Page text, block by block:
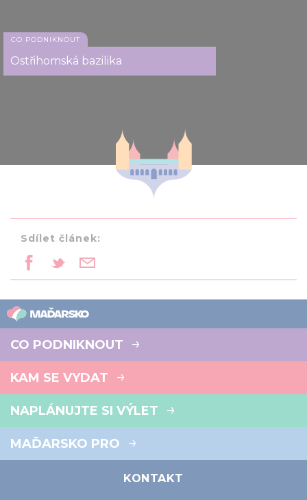
CO PODNIKNOUT
Ostřihomská bazilika
Sdílet článek:
CO PODNIKNOUT
KAM SE VYDAT
NAPLÁNUJTE SI VÝLET
MAĎARSKO PRO
KONTAKT